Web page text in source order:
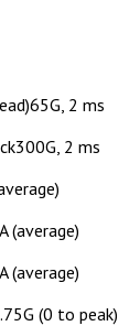
2 ms
2 ms
(average)
(average)
(0 to peak)